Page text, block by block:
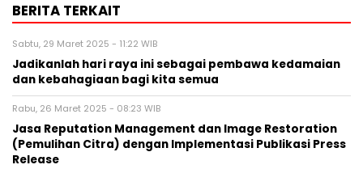
BERITA TERKAIT
Sabtu, 29 Maret 2025 - 11:22 WIB
Jadikanlah hari raya ini sebagai pembawa kedamaian
dan kebahagiaan bagi kita semua
Rabu, 26 Maret 2025 - 08:23 WIB
Jasa Reputation Management dan Image Restoration
(Pemulihan Citra) dengan Implementasi Publikasi Press
Release